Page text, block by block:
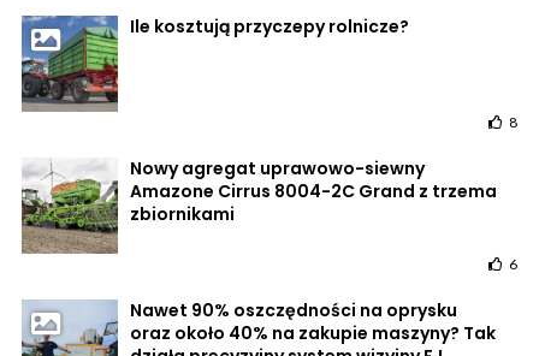
Ile kosztują przyczepy rolnicze?
8
Nowy agregat uprawowo-siewny
Amazone Cirrus 8004-2C Grand z trzema
zbiornikami
6
Nawet 90% oszczędności na oprysku
oraz około 40% na zakupie maszyny? Tak